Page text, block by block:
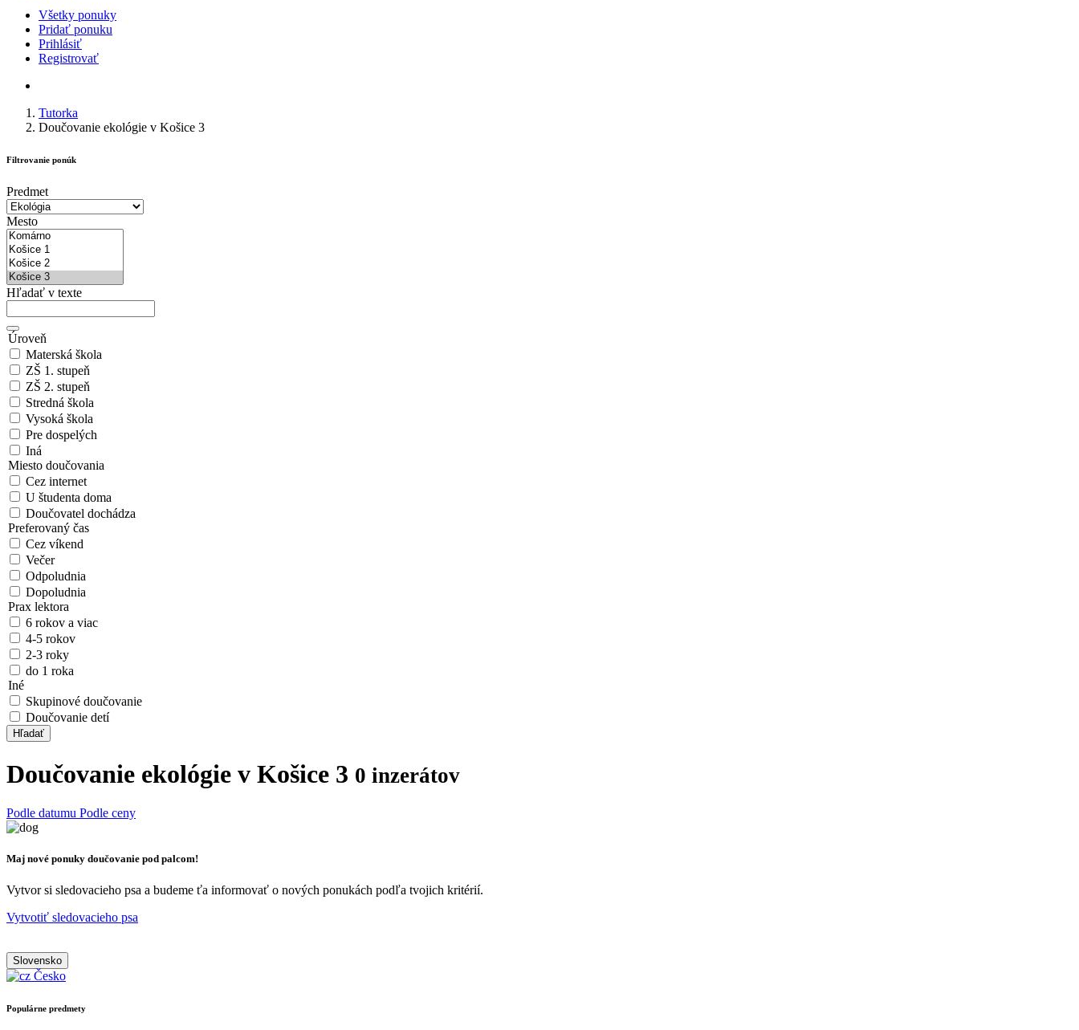
Všetky ponuky
Pridať ponuku
Prihlásiť
Registrovať
Tutorka
Doučovanie ekológie v Košice 3
Filtrovanie ponúk
Predmet
Mesto
Hľadať v texte
Úroveň
Materská škola
ZŠ 1. stupeň
ZŠ 2. stupeň
Stredná škola
Vysoká škola
Pre dospelých
Iná
Miesto doučovania
Cez internet
U študenta doma
Doučovatel dochádza
Preferovaný čas
Cez víkend
Večer
Odpoludnia
Dopoludnia
Prax lektora
6 rokov a viac
4-5 rokov
2-3 roky
do 1 roka
Iné
Skupinové doučovanie
Doučovanie detí
Hľadať
Doučovanie ekológie v Košice 3 0 inzerátov
Podle datumu Podle ceny
Maj nové ponuky doučovanie pod palcom!
Vytvor si sledovacieho psa a budeme ťa informovať o nových ponukách podľa tvojich kritérií.
Vytvotiť sledovacieho psa
Slovensko
Česko
Populárne predmety